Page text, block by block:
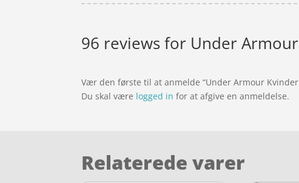
96 reviews for Under
Vær den første til at anmelde “Under Armour Kvinder
Du skal være logged in for at afgive en anmeldelse.
Relaterede varer